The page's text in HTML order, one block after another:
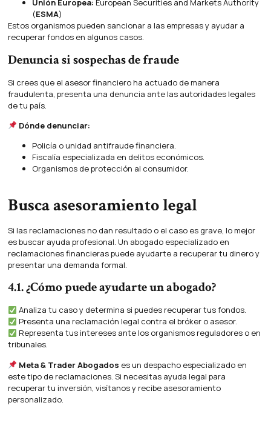
Unión Europea: European Securities and Markets Authority
(ESMA)
Estos organismos pueden sancionar a las empresas y ayudar a
recuperar fondos en algunos casos.
Denuncia si sospechas de fraude
Si crees que el asesor financiero ha actuado de manera
fraudulenta, presenta una denuncia ante las autoridades legales
de tu país.
Dónde denunciar:
Policía o unidad antifraude financiera.
Fiscalía especializada en delitos económicos.
Organismos de protección al consumidor.
Busca asesoramiento legal
Si las reclamaciones no dan resultado o el caso es grave, lo mejor
es buscar ayuda profesional. Un abogado especializado en
reclamaciones financieras puede ayudarte a recuperar tu dinero y
presentar una demanda formal.
4.1. ¿Cómo puede ayudarte un abogado?
Analiza tu caso y determina si puedes recuperar tus fondos.
Presenta una reclamación legal contra el bróker o asesor.
Representa tus intereses ante los organismos reguladores o en
tribunales.
Meta & Trader Abogados es un despacho especializado en
este tipo de reclamaciones. Si necesitas ayuda legal para
recuperar tu inversión, visítanosy recibe asesoramiento
personalizado.